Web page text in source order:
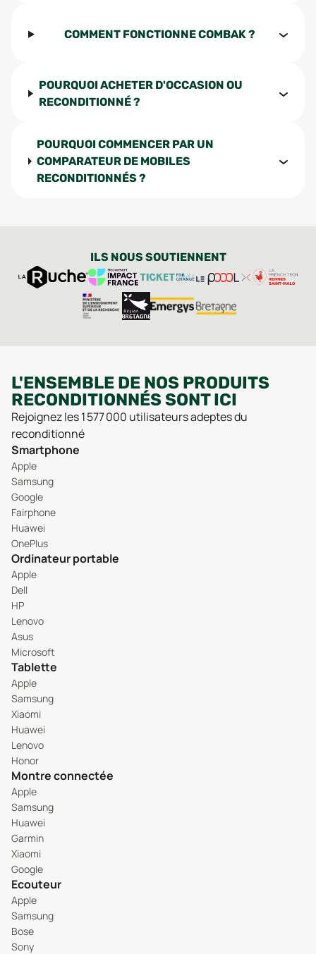
COMMENT FONCTIONNE COMBAK ?
POURQUOI ACHETER D'OCCASION OU
RECONDITIONNÉ ?
POURQUOI COMMENCER PAR UN
COMPARATEUR DE MOBILES
RECONDITIONNÉS ?
ILS NOUS SOUTIENNENT
L'ENSEMBLE DE NOS PRODUITS
RECONDITIONNÉS SONT ICI
Rejoignez les 1 577 000 utilisateurs adeptes du
reconditionné
Smartphone
Apple
Samsung
Google
Fairphone
Huawei
OnePlus
Ordinateur portable
Apple
Dell
HP
Lenovo
Asus
Microsoft
Tablette
Apple
Samsung
Xiaomi
Huawei
Lenovo
Honor
Montre connectée
Apple
Samsung
Huawei
Garmin
Xiaomi
Google
Ecouteur
Apple
Samsung
Bose
Sony